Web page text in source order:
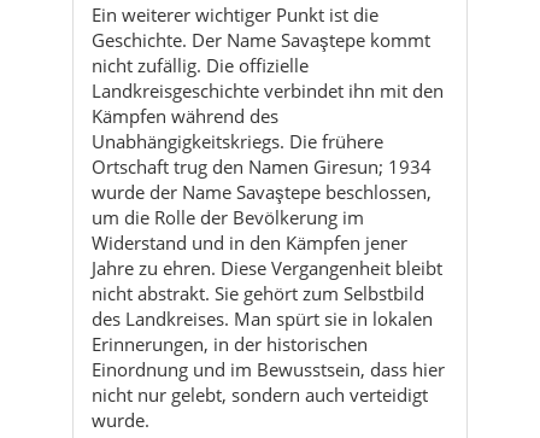
Ein weiterer wichtiger Punkt ist die
Geschichte. Der Name Savaştepe kommt
nicht zufällig. Die offizielle
Landkreisgeschichte verbindet ihn mit den
Kämpfen während des
Unabhängigkeitskriegs. Die frühere
Ortschaft trug den Namen Giresun; 1934
wurde der Name Savaştepe beschlossen,
um die Rolle der Bevölkerung im
Widerstand und in den Kämpfen jener
Jahre zu ehren. Diese Vergangenheit bleibt
nicht abstrakt. Sie gehört zum Selbstbild
des Landkreises. Man spürt sie in lokalen
Erinnerungen, in der historischen
Einordnung und im Bewusstsein, dass hier
nicht nur gelebt, sondern auch verteidigt
wurde.